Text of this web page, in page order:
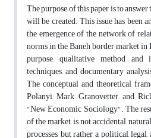
The purpose of this paper is to
will be created. This issue has been
the emergence of the network of
norms in the Baneh border market
purpose, qualitative method and
techniques, and documentary
The conceptual and theoretical
Polanyi, Mark Granovetter, and
"New Economic Sociology". The
of the market is not accidental,
processes, but rather a political,